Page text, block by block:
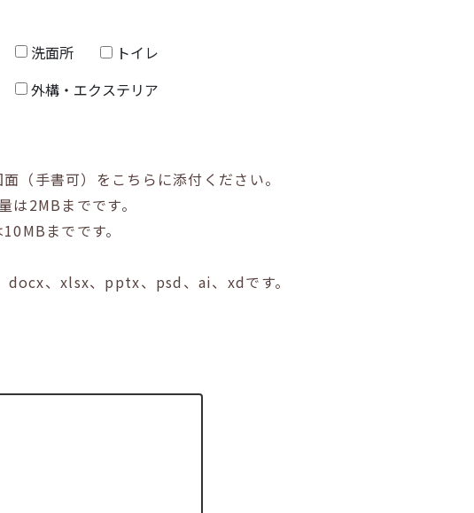
洗面所
トイレ
外構・エクステリア
（手書可）をこちらに添付ください。
は2MBまでです。
までです。
、xlsx、pptx、psd、ai、xdです。